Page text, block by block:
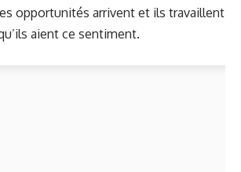
opportunités arrivent et ils travaillent
aient ce sentiment.